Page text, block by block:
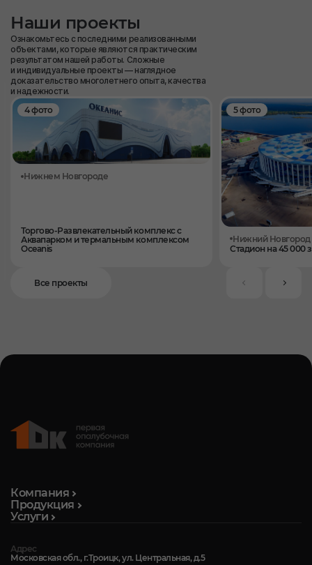
Наши проекты
Ознакомьтесь с последними реализованными
объектами, которые являются практическим
результатом нашей работы. Сложные
и индивидуальные проекты — наглядное
доказательство многолетнего опыта, качества
и надежности.
Все проекты
Нижнем Новгороде
Торгово-Развлекательный комплекс с
Аквапарком и термальным комплексом
Oceanis
4 фото
Нижний Новгород
Стадион на 45 000
5 фото
Компания
Продукция
Услуги
Адрес
Московская обл., г.Троицк, ул. Центральная, д.5